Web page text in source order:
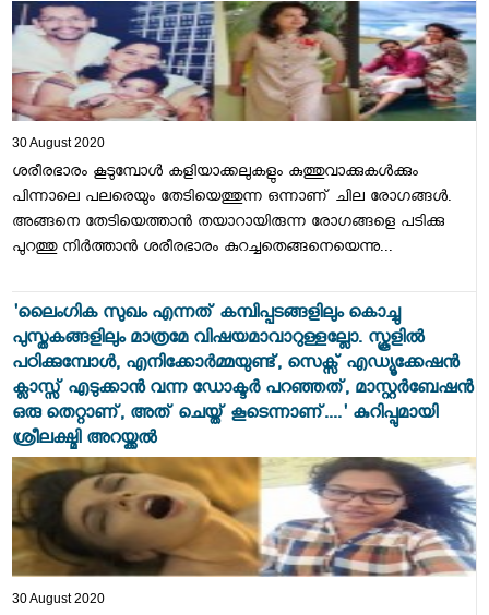
30 August 2020
ശരീരഭാരം കൂടുമ്പോൾ കളിയാക്കലുകളും കുത്തുവാക്കുകൾക്കും
പിന്നാലെ പലരെയും തേടിയെത്തുന്ന ഒന്നാണ് ചില രോഗങ്ങൾ.
അങ്ങനെ തേടിയെത്താൻ തയാറായിരുന്ന രോഗങ്ങളെ പടിക്കു
പുറത്തു നിർത്താൻ ശരീരഭാരം കുറച്ചതെങ്ങനെയെന്നു...
'ലൈംഗിക സുഖം എന്നത് കമ്പിപ്പടങ്ങളിലും കൊച്ചു
പുസ്തകങ്ങളിലും മാത്രമേ വിഷയമാവാറുള്ളല്ലോ. സ്കൂളിൽ
പഠിക്കുമ്പോൾ, എനിക്കോർമ്മയുണ്ട്, സെക്സ് എഡ്യൂക്കേഷൻ
ക്ലാസ്സ്‌ എടുക്കാൻ വന്ന ഡോക്ടർ പറഞ്ഞത്, മാസ്റ്റർബേഷൻ
ഒരു തെറ്റാണ്, അത് ചെയ്ത് കൂടെന്നാണ്....' കുറിപ്പുമായി
ശ്രീലക്ഷ്മി അറയ്ക്കൽ
30 August 2020